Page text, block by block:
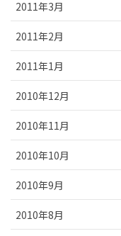
2011年3月
2011年2月
2011年1月
2010年12月
2010年11月
2010年10月
2010年9月
2010年8月